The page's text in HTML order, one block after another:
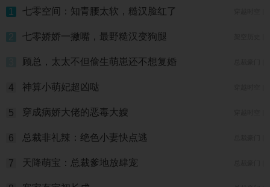
1 七零空间：知青腰太软，糙汉脸红了
2 七零娇娇一撇嘴，最野糙汉变狗腿
顾总，太太不但偷生萌崽还不想复婚
4 神算小萌妃超凶哒
5 穿成病娇大佬的恶毒大嫂
6 总裁非礼辣：绝色小妻快点逃
7 天降萌宝：总裁爹地放肆宠